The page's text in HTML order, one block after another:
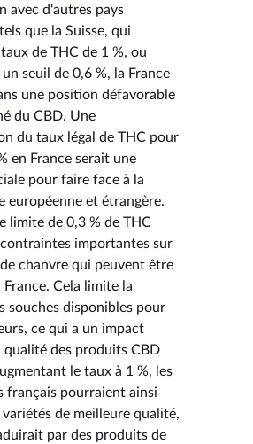
avec d'autres pays
que la Suisse, qui
de THC de 1 %, ou
seuil de 0,6 %, la France
une position défavorable
du CBD. Une
du taux légal de THC pour
en France serait une
pour faire face à la
européenne et étrangère.
limite de 0,3 % de THC
importantes sur
chanvre qui peuvent être
Cela limite la
souches disponibles pour
ce qui a un impact
qualité des produits CBD
le taux à 1 %, les
français pourraient ainsi
de meilleure qualité,
par des produits de